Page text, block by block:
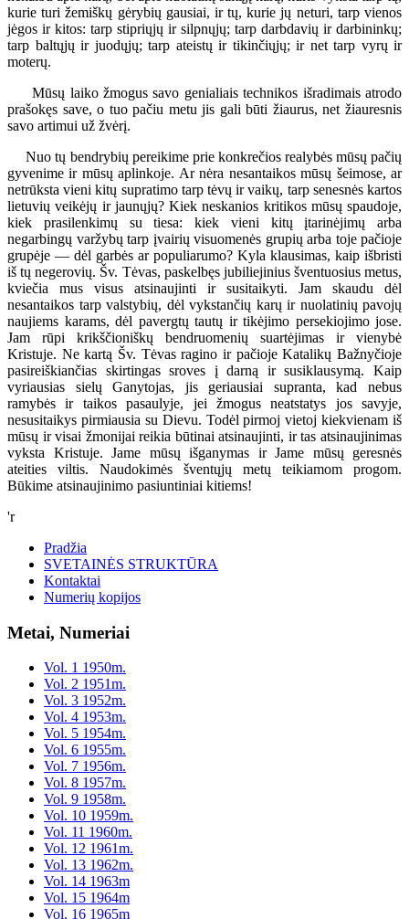
kurie turi žemiškų gėrybių gausiai, ir tų, kurie jų neturi, tarp vienos
jėgos ir kitos: tarp stipriųjų ir silpnųjų; tarp darbdavių ir darbininkų;
tarp baltųjų ir juodųjų; tarp ateistų ir tikinčiųjų; ir net tarp vyrų ir
moterų.
Mūsų laiko žmogus savo genialiais technikos išradimais atrodo
prašokęs save, o tuo pačiu metu jis gali būti žiaurus, net žiauresnis
savo artimui už žvėrį.
Nuo tų bendrybių pereikime prie konkrečios realybės mūsų pačių
gyvenime ir mūsų aplinkoje. Ar nėra nesantaikos mūsų šeimose, ar
netrūksta vieni kitų supratimo tarp tėvų ir vaikų, tarp senesnės kartos
lietuvių veikėjų ir jaunųjų? Kiek neskanios kritikos mūsų spaudoje,
kiek prasilenkimų su tiesa: kiek vieni kitų įtarinėjimų arba
negarbingų varžybų tarp įvairių visuomenės grupių arba toje pačioje
grupėje — dėl garbės ar populiarumo? Kyla klausimas, kaip išbristi
iš tų negerovių. Šv. Tėvas, paskelbęs jubiliejinius šventuosius metus,
kviečia mus visus atsinaujinti ir susitaikyti. Jam skaudu dėl
nesantaikos tarp valstybių, dėl vykstančių karų ir nuolatinių pavojų
naujiems karams, dėl pavergtų tautų ir tikėjimo persekiojimo jose.
Jam rūpi krikščioniškų bendruomenių suartėjimas ir vienybė
Kristuje. Ne kartą Šv. Tėvas ragino ir pačioje Katalikų Bažnyčioje
pasireiškiančias skirtingas sroves į darną ir susiklausymą. Kaip
vyriausias sielų Ganytojas, jis geriausiai supranta, kad nebus
ramybės ir taikos pasaulyje, jei žmogus neatstatys jos savyje,
nesusitaikys pirmiausia su Dievu. Todėl pirmoj vietoj kiekvienam iš
mūsų ir visai žmonijai reikia būtinai atsinaujinti, ir tas atsinaujinimas
vyksta Kristuje. Jame mūsų išganymas ir Jame mūsų geresnės
ateities viltis. Naudokimės šventųjų metų teikiamom progom.
Būkime atsinaujinimo pasiuntiniai kitiems!
'r
Pradžia
SVETAINĖS STRUKTŪRA
Kontaktai
Numerių kopijos
Metai, Numeriai
Vol. 1 1950m.
Vol. 2 1951m.
Vol. 3 1952m.
Vol. 4 1953m.
Vol. 5 1954m.
Vol. 6 1955m.
Vol. 7 1956m.
Vol. 8 1957m.
Vol. 9 1958m.
Vol. 10 1959m.
Vol. 11 1960m.
Vol. 12 1961m.
Vol. 13 1962m.
Vol. 14 1963m
Vol. 15 1964m
Vol. 16 1965m